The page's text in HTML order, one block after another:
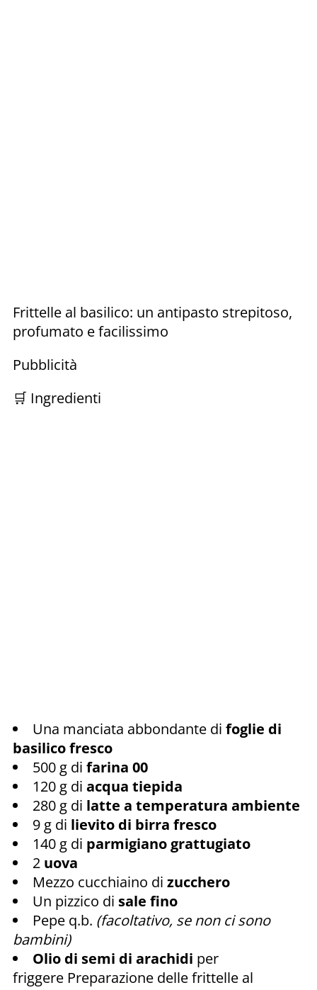
Frittelle al basilico: un antipasto strepitoso,
profumato e facilissimo
Pubblicità
🛒 Ingredienti
Una manciata abbondante di foglie di
basilico fresco
500 g di farina 00
120 g di acqua tiepida
280 g di latte a temperatura ambiente
9 g di lievito di birra fresco
140 g di parmigiano grattugiato
2 uova
Mezzo cucchiaino di zucchero
Un pizzico di sale fino
Pepe q.b. (facoltativo, se non ci sono
bambini)
Olio di semi di arachidi per
friggere Preparazione delle frittelle al